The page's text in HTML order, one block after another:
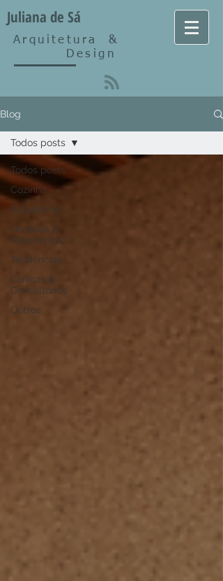
Arquitetura&
Design
Juliana de Sá
Blog
Todos posts
Cozinha
Esquadrias
Limpeza &
Manutenção
Tendências
Clínicas &
Consultórios
Outros
Todos posts